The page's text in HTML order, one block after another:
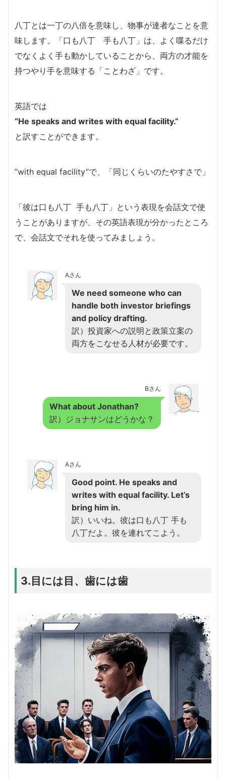
八丁とは一丁の八倍を意味し、物事が達者なことを意
味します。「口も八丁 手も八丁」は、よく喋るだけ
でなくよく手も動かしていることから、両方の才能を
持つやり手を意味する「ことわざ」です。
英語では
“He speaks and writes with equal facility.”
と訳すことができます。
”with equal facility”で、「同じくらいのたやすさで」
「彼は口も八丁 手も八丁」という表現を会話文で使
うことがありますが、その英語表現が分かったところ
で、会話文でそれを使ってみましょう。
Aさん
We need someone who can
handle both investor briefings
and policy drafting.
訳）投資家への説明と政策立案の
両方をこなせる人材が必要です。
Bさん
What about Jonathan?
訳）ジョナサンはどうかな？
Aさん
Good point. He speaks and
writes with equal facility. Let’s
bring him in.
訳）いいね。彼は口も八丁 手も
八丁だよ。彼を連れてこよう。
3.目には目、歯には歯